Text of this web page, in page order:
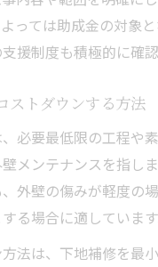
っては助成金の対象
援制度も積極的に確認
ストダウンする方法
必要最低限の工程や素
メンテナンスを指し
外壁の傷みが軽度の
る場合に適しています
法は、下地補修を最